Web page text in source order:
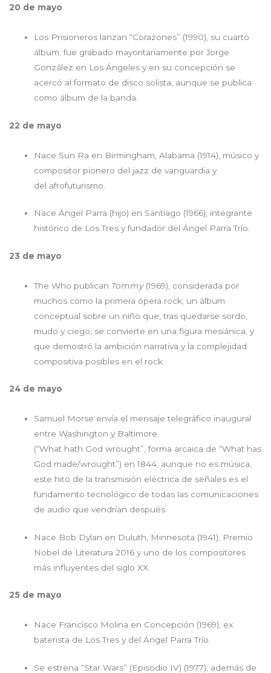
20 de mayo
Los Prisioneros lanzan “Corazones” (1990), su cuarto
álbum; fue grabado mayoritariamente por Jorge
González en Los Ángeles y en su concepción se
acercó al formato de disco solista, aunque se publica
como álbum de la banda.
22 de mayo
Nace Sun Ra en Birmingham, Alabama (1914), músico y
compositor pionero del jazz de vanguardia y
del afrofuturismo.
Nace Ángel Parra (hijo) en Santiago (1966), integrante
histórico de Los Tres y fundador del Ángel Parra Trío.
23 de mayo
The Who publican Tommy(1969), considerada por
muchos como la primera ópera rock; un álbum
conceptual sobre un niño que, tras quedarse sordo,
mudo y ciego, se convierte en una figura mesiánica, y
que demostró la ambición narrativa y la complejidad
compositiva posibles en el rock.
24 de mayo
Samuel Morse envía el mensaje telegráfico inaugural
entre Washington y Baltimore
(“What hath God wrought”, forma arcaica de “What has
God made/wrought”) en 1844; aunque no es música,
este hito de la transmisión eléctrica de señales es el
fundamento tecnológico de todas las comunicaciones
de audio que vendrían después.
Nace Bob Dylan en Duluth, Minnesota (1941), Premio
Nobel de Literatura 2016 y uno de los compositores
más influyentes del siglo XX.
25 de mayo
Nace Francisco Molina en Concepción (1969), ex
baterista de Los Tres y del Ángel Parra Trío.
Se estrena “Star Wars” (Episodio IV) (1977); además de